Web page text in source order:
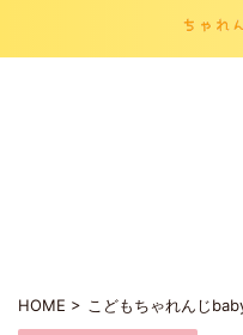
HOME > こどもちゃれんじ